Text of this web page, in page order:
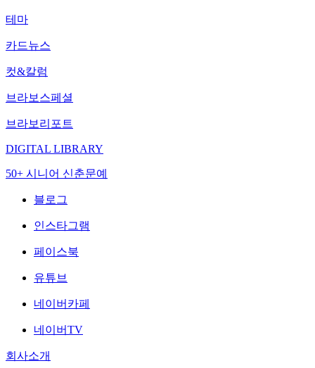
테마
카드뉴스
컷&칼럼
브라보스페셜
브라보리포트
DIGITAL LIBRARY
50+ 시니어 신춘문예
블로그
인스타그램
페이스북
유튜브
네이버카페
네이버TV
회사소개